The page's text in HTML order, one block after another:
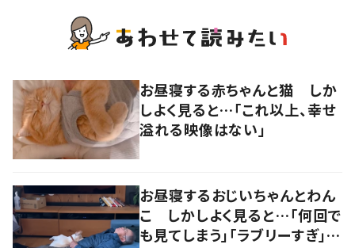
お昼寝する赤ちゃんと猫 しか
しよく見ると…「これ以上、幸せ
溢れる映像はない」
お昼寝するおじいちゃんとわん
こ しかしよく見ると…「何回で
も見てしまう」「ラブリーすぎ」の